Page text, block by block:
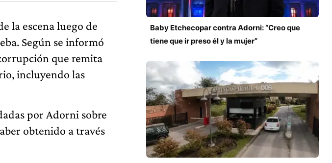
la escena luego de
Según se informó
que remita
incluyendo las
por Adorni sobre
obtenido a través
Baby Etchecopar contra Adorni: “Creo que
tiene que ir preso él y la mujer”